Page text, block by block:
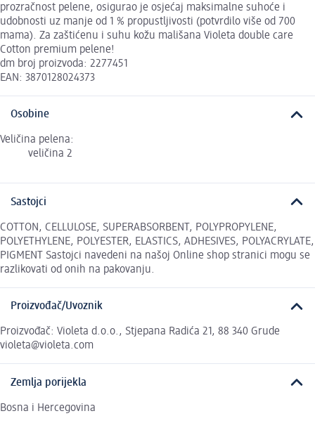
prozračnost pelene, osigurao je osjećaj maksimalne suhoće i
udobnosti uz manje od 1 % propustljivosti (potvrdilo više od 700
mama). Za zaštićenu i suhu kožu mališana Violeta double care
Cotton premium pelene!
dm broj proizvoda: 2277451
EAN: 3870128024373
Osobine
Veličina pelena:
veličina 2
Sastojci
COTTON, CELLULOSE, SUPERABSORBENT, POLYPROPYLENE,
POLYETHYLENE, POLYESTER, ELASTICS, ADHESIVES, POLYACRYLATE,
PIGMENT Sastojci navedeni na našoj Online shop stranici mogu se
razlikovati od onih na pakovanju.
Proizvođač/Uvoznik
Proizvođač: Violeta d.o.o., Stjepana Radića 21, 88 340 Grude
violeta@violeta.com
Zemlja porijekla
Bosna i Hercegovina